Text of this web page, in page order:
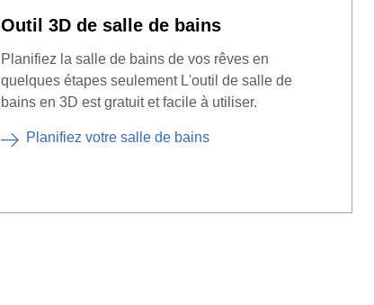
Outil 3D de salle de bains
Planifiez la salle de bains de vos rêves en
quelques étapes seulement L'outil de salle de
bains en 3D est gratuit et facile à utiliser.
Planifiez votre salle de bains